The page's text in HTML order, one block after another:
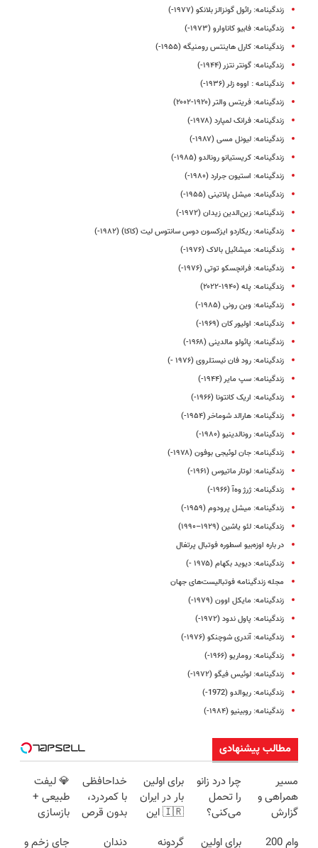
زندگینامه: رائول گونزالز بلانکو (۱۹۷۷-)
زندگینامه: فابیو کاناوارو (۱۹۷۳-)
زندگینامه: کارل هاینتس رومنیگه (۱۹۵۵-)
زندگینامه: گونتر نتزر (۱۹۴۴-)
زندگینامه : اووه زلر (۱۹۳۶-)
زندگینامه: فریتس والتر (۱۹۲۰-۲۰۰۲)
زندگینامه: فرانک لمپارد (۱۹۷۸-)
زندگینامه: لیونل مسی (۱۹۸۷-)
زندگینامه: کریستیانو رونالدو (۱۹۸۵-)
زندگینامه: استیون جرارد (۱۹۸۰-)
زندگینامه: میشل پلاتینی (۱۹۵۵-)
زندگینامه: زین‌الدین زیدان (۱۹۷۲-)
زندگینامه: ریکاردو ایزکسون دوس سانتوس لیت (کاکا) (۱۹۸۲-)
زندگینامه: میشائیل بالاک (۱۹۷۶-)
زندگینامه: فرانچسکو توتی (۱۹۷۶-)
زندگینامه: پله (۱۹۴۰-۲۰۲۲)
زندگینامه: وین رونی (۱۹۸۵-)
زندگینامه: اولیور کان (۱۹۶۹-)
زندگینامه: پائولو مالدینی (۱۹۶۸-)
زندگینامه: رود فان نیستلروی (۱۹۷۶ -)
زندگینامه: سپ مایر (۱۹۴۴-)
زندگینامه: اریک کانتونا (۱۹۶۶-)
زندگینامه: هارالد شوماخر (۱۹۵۴-)
زندگینامه: رونالدینیو (۱۹۸۰-)
زندگینامه: جان لوئیجی بوفون (۱۹۷۸-)
زندگینامه: لوتار ماتیوس (۱۹۶۱-)
زندگینامه: ژرژ وه‌آ (۱۹۶۶-)
زندگینامه: میشل پرودوم (۱۹۵۹-)
زندگینامه: لئو یاشین (۱۹۲۹–۱۹۹۰)
در باره اوزه‌بیو اسطوره فوتبال پرتغال
زندگینامه: دیوید بکهام (۱۹۷۵ -)
مجله زندگینامه فوتبالیست‌های جهان
زندگینامه: مایکل اوون (۱۹۷۹-)
زندگینامه: پاول ندود (۱۹۷۲-)
زندگینامه: آندری شوچنکو (۱۹۷۶-)
زندگینامه: روماریو (۱۹۶۶-)
زندگینامه: لوئیس فیگو (۱۹۷۲-)
زندگینامه: ریوالدو (1972-)
زندگینامه: روبینیو (۱۹۸۴-)
مطالب پیشنهادی
مسیر
همراهی و
گزارش
گروه اسنپ
چرا درد زانو
را تحمل
می‌کنی؟
درمنزل
برای اولین
بار در ایران
🇮🇷 این
ترمیم کننده
خداحافظی
با کمردرد،
بدون قرص
💎 لیفت
طبیعی +
بازسازی
کاهش
وام 200 برای اولین گردونه دندان جای زخم و